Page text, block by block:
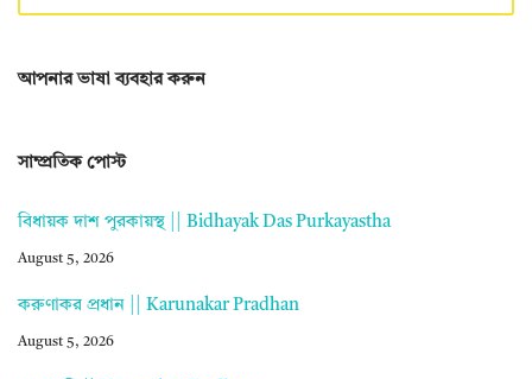
আপনার ভাষা ব্যবহার করুন
সাম্প্রতিক পোস্ট
বিধায়ক দাশ পুরকায়স্থ || Bidhayak Das Purkayastha
August 5, 2026
করুণাকর প্রধান || Karunakar Pradhan
August 5, 2026